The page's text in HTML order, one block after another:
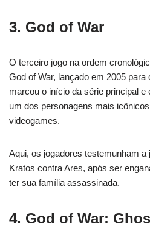
3. God of War
O terceiro jogo na ordem
God of War, lançado em 2005
marcou o início da série principal
um dos personagens mais
videogames.
Aqui, os jogadores testemunham a
Kratos contra Ares, após ser
ter sua família assassinada.
4. God of War: